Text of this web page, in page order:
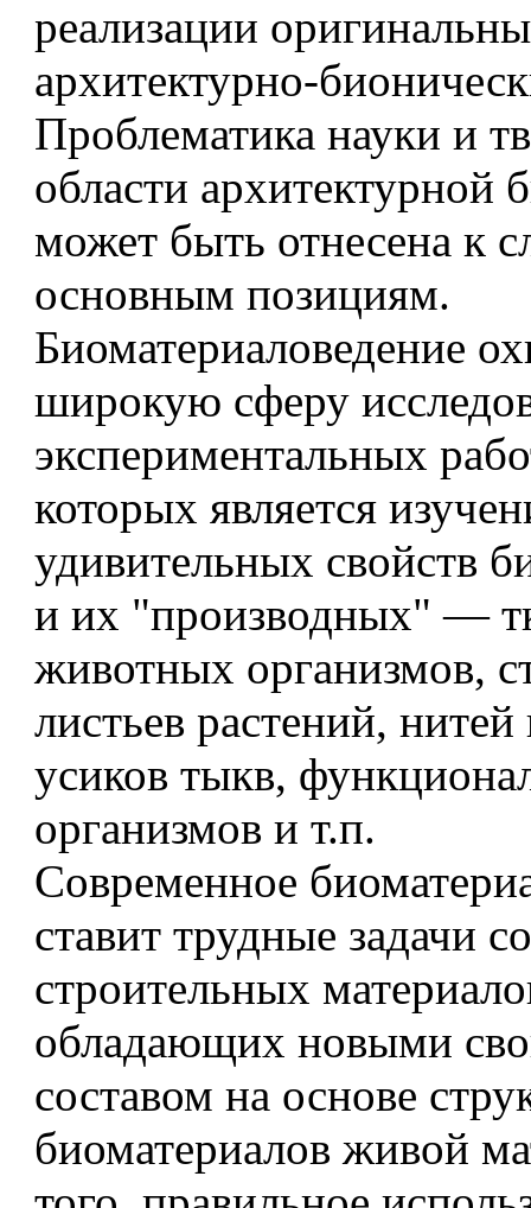
реализации
архитектурно-
Проблематика науки и
области архитектурной
может быть отнесена к
основным позициям.
Биоматериаловедение
широкую сферу
экспериментальных
которых является
удивительных свойств
и их "производных" —
животных организмов,
листьев растений,
усиков тыкв,
организмов и т.п.
Современное
ставит трудные задачи
строительных
обладающих новыми
составом на основе
биоматериалов живой